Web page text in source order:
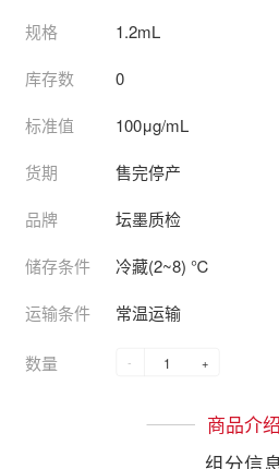
规格 1.2mL
库存数 0
标准值 100μg/mL
货期 售完停产
品牌 坛墨质检
储存条件 冷藏(2~8) ℃
运输条件 常温运输
数量 - +
商品介绍
组分信